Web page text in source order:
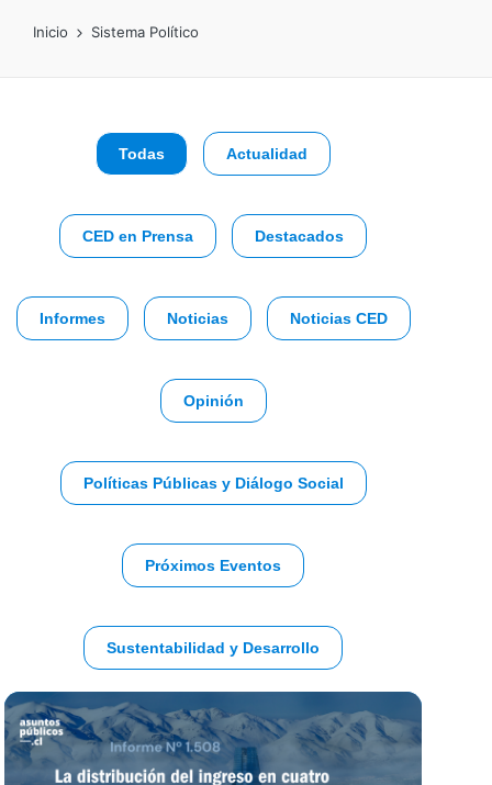
Inicio Sistema Político
Todas Actualidad
CED en Prensa Destacados
Informes Noticias Noticias CED
Opinión
Políticas Públicas y Diálogo Social
Próximos Eventos
Sustentabilidad y Desarrollo